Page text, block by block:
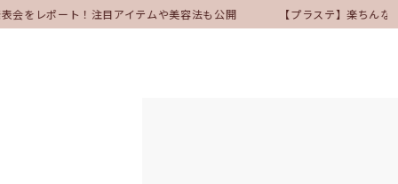
会をレポート！注目アイテムや美容法も公開 【プラステ】楽ちん